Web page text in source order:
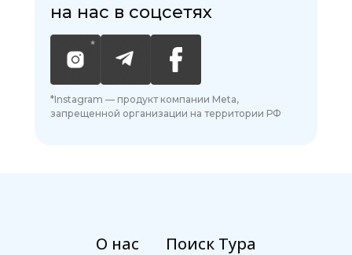
на нас в соцсетях
*Instagram — продукт компании Meta,
запрещенной организации на территории РФ
О нас
Поиск Тура